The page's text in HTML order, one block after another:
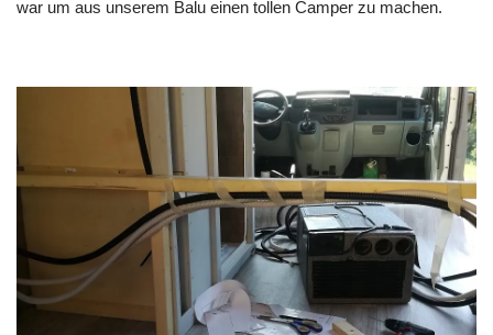
war um aus unserem Balu einen tollen Camper zu machen.